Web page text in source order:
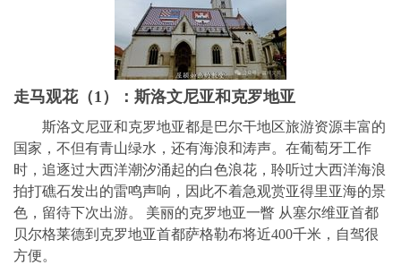
走马观花（1）：斯洛文尼亚和克罗地亚
斯洛文尼亚和克罗地亚都是巴尔干地区旅游资源丰富的
国家，不但有青山绿水，还有海浪和涛声。在葡萄牙工作
时，追逐过大西洋潮汐涌起的白色浪花，聆听过大西洋海浪
拍打礁石发出的雷鸣声响，因此不着急观赏亚得里亚海的景
色，留待下次出游。 美丽的克罗地亚一瞥 从塞尔维亚首都
贝尔格莱德到克罗地亚首都萨格勒布将近400千米，自驾很
方便。